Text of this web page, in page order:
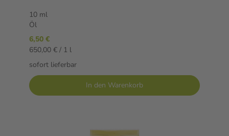
10 ml
Öl
6,50 €
650,00 € / 1 l
sofort lieferbar
In den Warenkorb